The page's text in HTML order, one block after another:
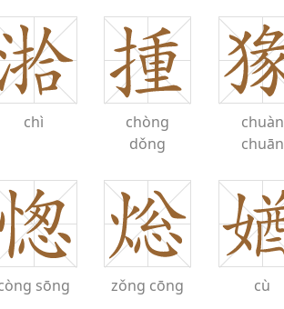
chì
chòng
dǒng
chuàn
chuān
sōng zǒng cōng cù